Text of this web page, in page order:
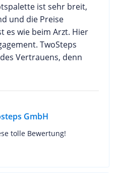
ist sehr breit,
und die Preise
es wie beim Arzt. Hier
TwoSteps
Vertrauens, denn
GmbH
tolle Bewertung!